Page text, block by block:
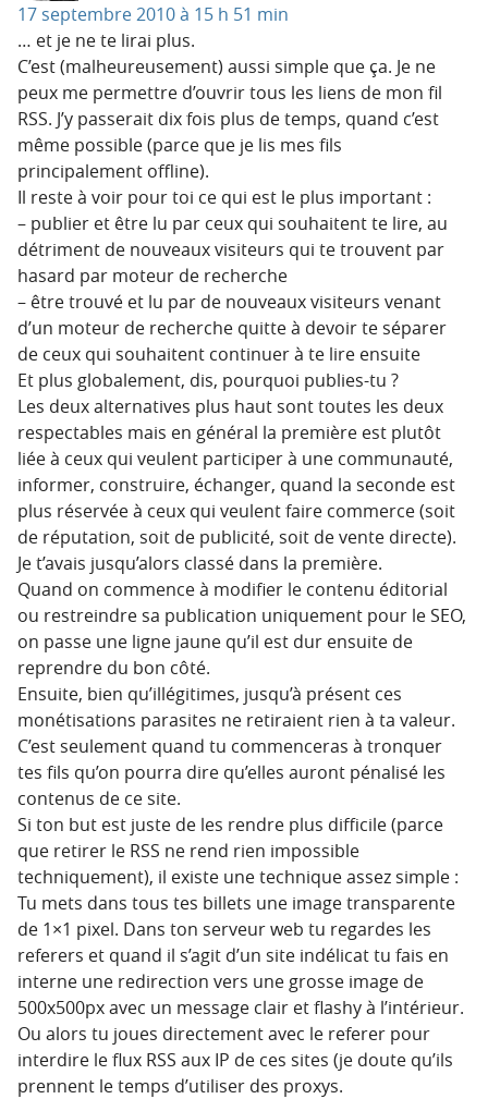
17 septembre 2010 à 15 h 51 min
… et je ne te lirai plus.
C’est (malheureusement) aussi simple que ça. Je ne
peux me permettre d’ouvrir tous les liens de mon fil
RSS. J’y passerait dix fois plus de temps, quand c’est
même possible (parce que je lis mes fils
principalement offline).
Il reste à voir pour toi ce qui est le plus important :
– publier et être lu par ceux qui souhaitent te lire, au
détriment de nouveaux visiteurs qui te trouvent par
hasard par moteur de recherche
– être trouvé et lu par de nouveaux visiteurs venant
d’un moteur de recherche quitte à devoir te séparer
de ceux qui souhaitent continuer à te lire ensuite
Et plus globalement, dis, pourquoi publies-tu ?
Les deux alternatives plus haut sont toutes les deux
respectables mais en général la première est plutôt
liée à ceux qui veulent participer à une communauté,
informer, construire, échanger, quand la seconde est
plus réservée à ceux qui veulent faire commerce (soit
de réputation, soit de publicité, soit de vente directe).
Je t’avais jusqu’alors classé dans la première.
Quand on commence à modifier le contenu éditorial
ou restreindre sa publication uniquement pour le SEO,
on passe une ligne jaune qu’il est dur ensuite de
reprendre du bon côté.
Ensuite, bien qu’illégitimes, jusqu’à présent ces
monétisations parasites ne retiraient rien à ta valeur.
C’est seulement quand tu commenceras à tronquer
tes fils qu’on pourra dire qu’elles auront pénalisé les
contenus de ce site.
Si ton but est juste de les rendre plus difficile (parce
que retirer le RSS ne rend rien impossible
techniquement), il existe une technique assez simple :
Tu mets dans tous tes billets une image transparente
de 1×1 pixel. Dans ton serveur web tu regardes les
referers et quand il s’agit d’un site indélicat tu fais en
interne une redirection vers une grosse image de
500x500px avec un message clair et flashy à l’intérieur.
Ou alors tu joues directement avec le referer pour
interdire le flux RSS aux IP de ces sites (je doute qu’ils
prennent le temps d’utiliser des proxys.